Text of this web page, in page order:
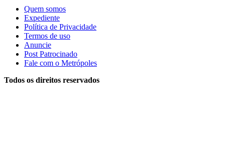
Quem somos
Expediente
Política de Privacidade
Termos de uso
Anuncie
Post Patrocinado
Fale com o Metrópoles
Todos os direitos reservados